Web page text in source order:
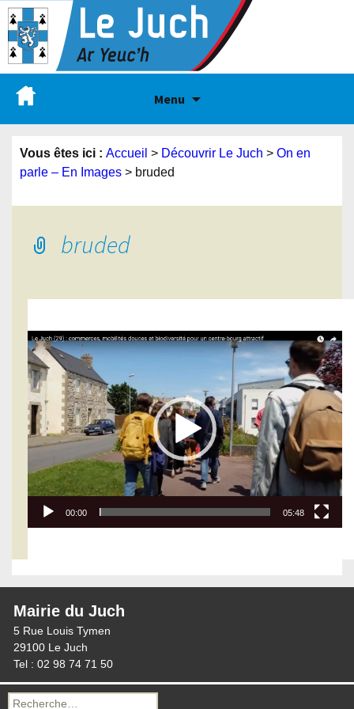
Menu
Vous êtes ici : Accueil > Découvrir Le Juch > On en
parle – En Images > bruded
bruded
Lecteur
vidéo
00:00 05:48
Mairie du Juch
5 Rue Louis Tymen
29100 Le Juch
Tel : 02 98 74 71 50
Recherche